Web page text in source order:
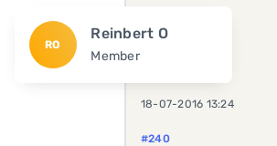
RO
Reinbert O
Member
18-07-2016 13:24
#240